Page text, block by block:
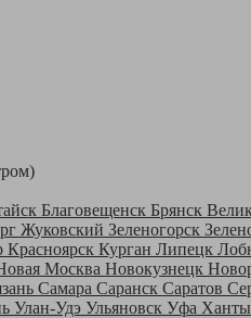
Благовещенск Брянск
Жуковский Зеленогорск
Красноярск Курган Липецк
Москва Новокузнецк
Самара Саранск Саратов
Улан-Удэ Ульяновск Уфа